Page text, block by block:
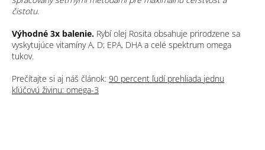
čistotu.
Výhodné 3x balenie. Rybí olej Rosita obsahuje prirodzene sa
vyskytujúce vitamíny A, D; EPA, DHA a celé spektrum omega
tukov.
Prečítajte si aj náš článok: 90 percent ľudí prehliada jednu
kľúčovú živinu: omega-3